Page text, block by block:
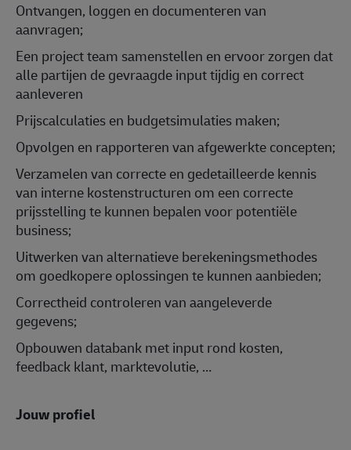
Ontvangen, loggen en documenteren van
aanvragen;
Een project team samenstellen en ervoor zorgen dat
alle partijen de gevraagde input tijdig en correct
aanleveren
Prijscalculaties en budgetsimulaties maken;
Opvolgen en rapporteren van afgewerkte concepten;
Verzamelen van correcte en gedetailleerde kennis
van interne kostenstructuren om een correcte
prijsstelling te kunnen bepalen voor potentiële
business;
Uitwerken van alternatieve berekeningsmethodes
om goedkopere oplossingen te kunnen aanbieden;
Correctheid controleren van aangeleverde
gegevens;
Opbouwen databank met input rond kosten,
feedback klant, marktevolutie, …
Jouw profiel